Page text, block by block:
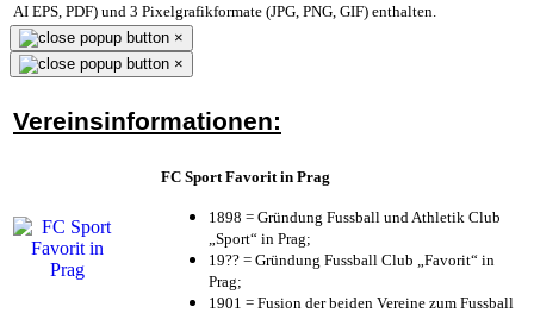
AI EPS, PDF) und 3 Pixelgrafikformate (JPG, PNG, GIF) enthalten.
×
×
Vereinsinformationen:
FC Sport Favorit in Prag
1898 = Gründung Fussball und Athletik Club
„Sport“ in Prag;
19?? = Gründung Fussball Club „Favorit“ in
Prag;
1901 = Fusion der beiden Vereine zum Fussball